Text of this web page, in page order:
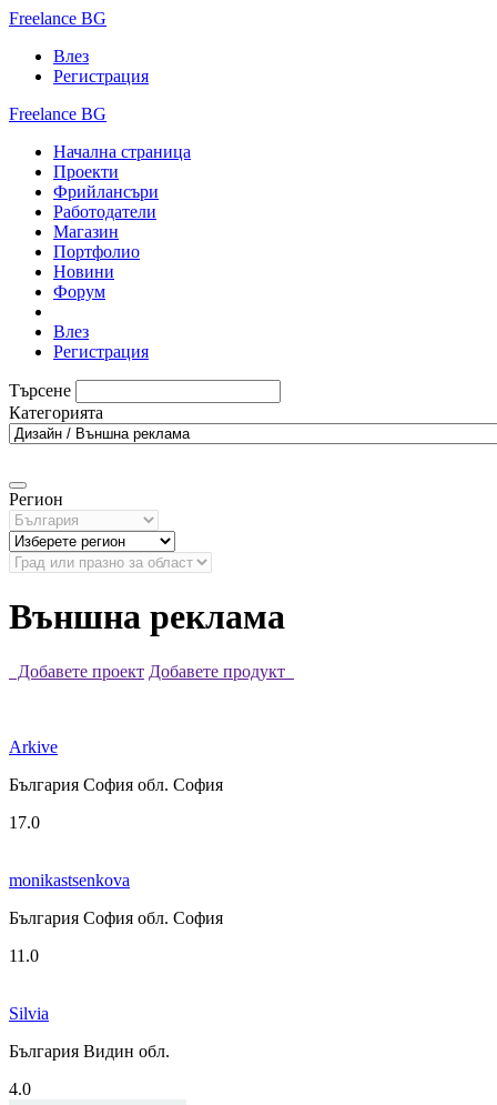
Freelance BG
Влез
Регистрация
Freelance BG
Начална страница
Проекти
Фрийлансъри
Работодатели
Магазин
Портфолио
Новини
Форум
Влез
Регистрация
Търсене
Категорията
Регион
Външна реклама
Добавете проект Добавете продукт
Arkive
България София обл. София
17.0
monikastsenkova
България София обл. София
11.0
Silvia
България Видин обл.
4.0